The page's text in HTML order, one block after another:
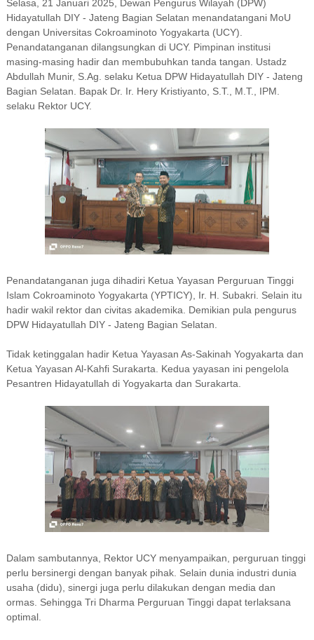
Selasa, 21 Januari 2025, Dewan Pengurus Wilayah (DPW)
Hidayatullah DIY - Jateng Bagian Selatan menandatangani MoU
dengan Universitas Cokroaminoto Yogyakarta (UCY).
Penandatanganan dilangsungkan di UCY. Pimpinan institusi
masing-masing hadir dan membubuhkan tanda tangan. Ustadz
Abdullah Munir, S.Ag. selaku Ketua DPW Hidayatullah DIY - Jateng
Bagian Selatan. Bapak Dr. Ir. Hery Kristiyanto, S.T., M.T., IPM.
selaku Rektor UCY.
Penandatanganan juga dihadiri Ketua Yayasan Perguruan Tinggi
Islam Cokroaminoto Yogyakarta (YPTICY), Ir. H. Subakri. Selain itu
hadir wakil rektor dan civitas akademika. Demikian pula pengurus
DPW Hidayatullah DIY - Jateng Bagian Selatan.
Tidak ketinggalan hadir Ketua Yayasan As-Sakinah Yogyakarta dan
Ketua Yayasan Al-Kahfi Surakarta. Kedua yayasan ini pengelola
Pesantren Hidayatullah di Yogyakarta dan Surakarta.
Dalam sambutannya, Rektor UCY menyampaikan, perguruan tinggi
perlu bersinergi dengan banyak pihak. Selain dunia industri dunia
usaha (didu), sinergi juga perlu dilakukan dengan media dan
ormas. Sehingga Tri Dharma Perguruan Tinggi dapat terlaksana
optimal.